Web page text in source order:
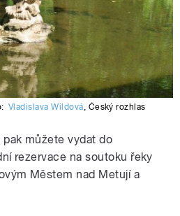
Vladislava Wildová, Český rozhlas
pak můžete vydat do
rezervace na soutoku řeky
Městem nad Metují a